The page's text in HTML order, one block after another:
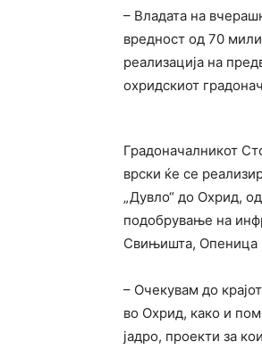
– Владата на
вредност од 70
реализација на
охридскиот
Градоначалникот
врски ќе се
„Дувло“ до Охрид,
подобрување на
Свињишта, Опеница
– Очекувам до
во Охрид, како и
јадро, проекти за